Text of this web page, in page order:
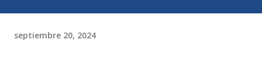
septiembre 20, 2024